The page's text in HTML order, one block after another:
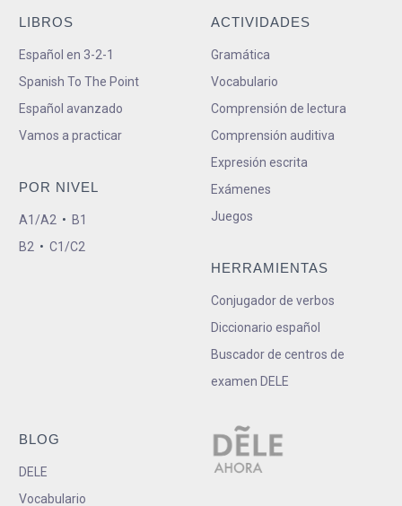
LIBROS
Español en 3-2-1
Spanish To The Point
Español avanzado
Vamos a practicar
POR NIVEL
A1/A2 • B1
B2 • C1/C2
ACTIVIDADES
Gramática
Vocabulario
Comprensión de lectura
Comprensión auditiva
Expresión escrita
Exámenes
Juegos
HERRAMIENTAS
Conjugador de verbos
Diccionario español
Buscador de centros de
examen DELE
BLOG
DELE
Vocabulario